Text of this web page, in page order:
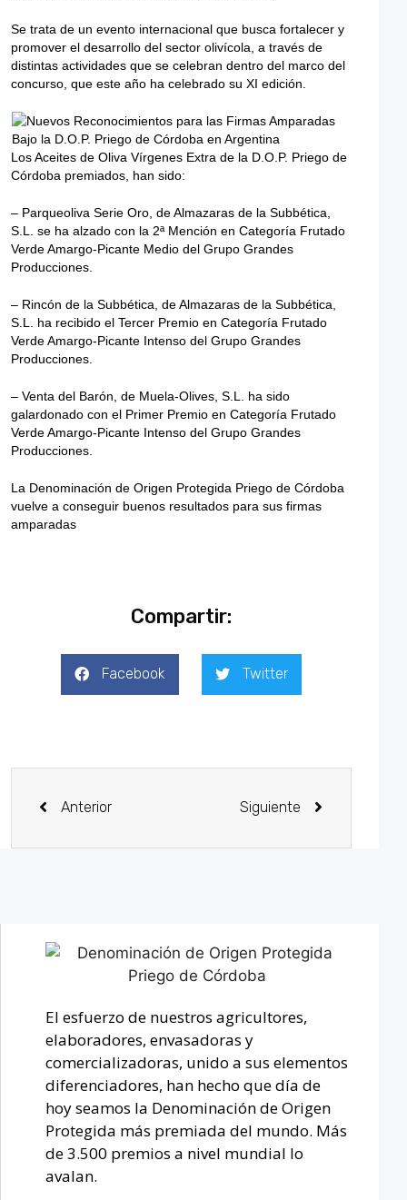
Se trata de un evento internacional que busca fortalecer y
promover el desarrollo del sector olivícola, a través de
distintas actividades que se celebran dentro del marco del
concurso, que este año ha celebrado su XI edición.
Los Aceites de Oliva Vírgenes Extra de la D.O.P. Priego de
Córdoba premiados, han sido:
– Parqueoliva Serie Oro, de Almazaras de la Subbética,
S.L. se ha alzado con la 2ª Mención en Categoría Frutado
Verde Amargo-Picante Medio del Grupo Grandes
Producciones.
– Rincón de la Subbética, de Almazaras de la Subbética,
S.L. ha recibido el Tercer Premio en Categoría Frutado
Verde Amargo-Picante Intenso del Grupo Grandes
Producciones.
– Venta del Barón, de Muela-Olives, S.L. ha sido
galardonado con el Primer Premio en Categoría Frutado
Verde Amargo-Picante Intenso del Grupo Grandes
Producciones.
La Denominación de Origen Protegida Priego de Córdoba
vuelve a conseguir buenos resultados para sus firmas
amparadas
Compartir:
Facebook Twitter
Anterior Siguiente
El esfuerzo de nuestros agricultores,
elaboradores, envasadoras y
comercializadoras, unido a sus elementos
diferenciadores, han hecho que día de
hoy seamos la Denominación de Origen
Protegida más premiada del mundo. Más
de 3.500 premios a nivel mundial lo
avalan.